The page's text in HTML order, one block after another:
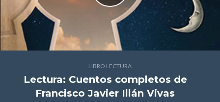
LIBRO LECTURA
Lectura: Cuentos completos de
Francisco Javier Illán Vivas